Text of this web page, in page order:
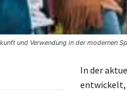
und Verwendung in der modernen
In der
entwickelt,